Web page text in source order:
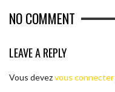
NO COMMENT
LEAVE A REPLY
Vous devezvous connecter